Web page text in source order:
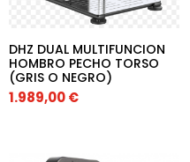
DHZ DUAL MULTIFUNCION
HOMBRO PECHO TORSO
(GRIS O NEGRO)
1.989,00€